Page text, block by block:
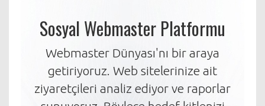
Sosyal Webmaster Platformu
Webmaster Dünyası'nı bir araya
getiriyoruz. Web sitelerinize ait
ziyaretçileri analiz ediyor ve raporlar